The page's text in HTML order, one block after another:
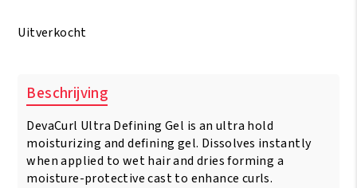
€25.95.
Uitverkocht
Beschrijving
DevaCurl Ultra Defining Gel is an ultra hold
moisturizing and defining gel. Dissolves instantly
when applied to wet hair and dries forming a
moisture-protective cast to enhance curls.